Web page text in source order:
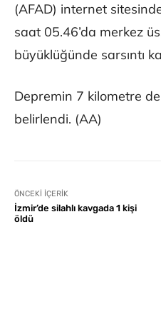
(AFAD) internet
saat 05.46’da merkez
büyüklüğünde sarsıntı
Depremin 7 kilometre
belirlendi. (AA)
ÖNCEKI İÇERIK
İzmir’de silahlı kavgada 1 kişi
öldü